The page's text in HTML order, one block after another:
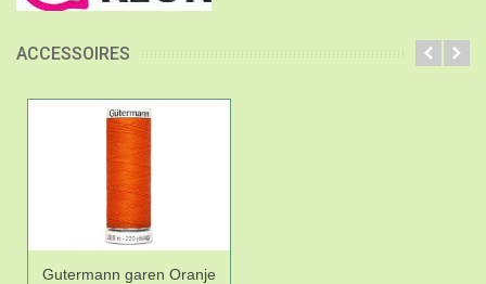
ACCESSOIRES
Gutermann garen Oranje